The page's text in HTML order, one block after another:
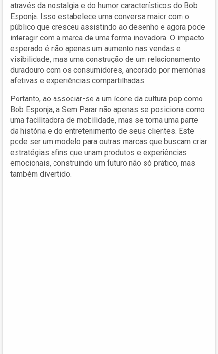
através da nostalgia e do humor característicos do Bob
Esponja. Isso estabelece uma conversa maior com o
público que cresceu assistindo ao desenho e agora pode
interagir com a marca de uma forma inovadora. O impacto
esperado é não apenas um aumento nas vendas e
visibilidade, mas uma construção de um relacionamento
duradouro com os consumidores, ancorado por memórias
afetivas e experiências compartilhadas.
Portanto, ao associar-se a um ícone da cultura pop como
Bob Esponja, a Sem Parar não apenas se posiciona como
uma facilitadora de mobilidade, mas se torna uma parte
da história e do entretenimento de seus clientes. Este
pode ser um modelo para outras marcas que buscam criar
estratégias afins que unam produtos e experiências
emocionais, construindo um futuro não só prático, mas
também divertido.